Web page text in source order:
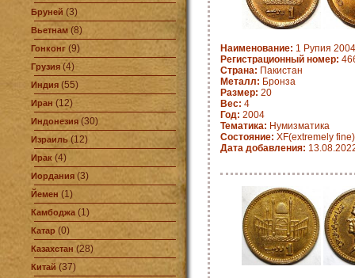
Бруней (3)
Вьетнам (8)
Гонконг (9)
Грузия(4)
Индия (55)
Иран (12)
Индонезия (30)
Израиль (12)
Ирак (4)
Иордания (3)
Йемен (1)
Камбоджа(1)
Катар (0)
Казахстан (28)
Китай (37)
Наименование: 1 Рупия
Регистрационный номер:
Страна: Пакистан
Металл: Бронза
Размер: 20
Вес: 4
Год: 2004
Тематика: Нумизматика
Состояние: XF(extremely fine)
Дата добавления: